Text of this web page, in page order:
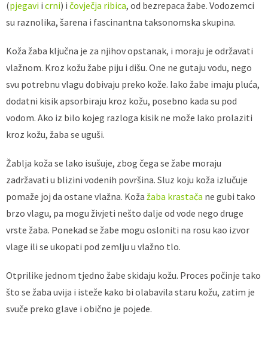
(pjegavi i crni) i čovječja ribica, od bezrepaca žabe. Vodozemci
su raznolika, šarena i fascinantna taksonomska skupina.
Koža žaba ključna je za njihov opstanak, i moraju je održavati
vlažnom. Kroz kožu žabe piju i dišu. One ne gutaju vodu, nego
svu potrebnu vlagu dobivaju preko kože. Iako žabe imaju pluća,
dodatni kisik apsorbiraju kroz kožu, posebno kada su pod
vodom. Ako iz bilo kojeg razloga kisik ne može lako prolaziti
kroz kožu, žaba se uguši.
Žablja koža se lako isušuje, zbog čega se žabe moraju
zadržavati u blizini vodenih površina. Sluz koju koža izlučuje
pomaže joj da ostane vlažna. Koža žaba krastača ne gubi tako
brzo vlagu, pa mogu živjeti nešto dalje od vode nego druge
vrste žaba. Ponekad se žabe mogu osloniti na rosu kao izvor
vlage ili se ukopati pod zemlju u vlažno tlo.
Otprilike jednom tjedno žabe skidaju kožu. Proces počinje tako
što se žaba uvija i isteže kako bi olabavila staru kožu, zatim je
svuče preko glave i obično je pojede.